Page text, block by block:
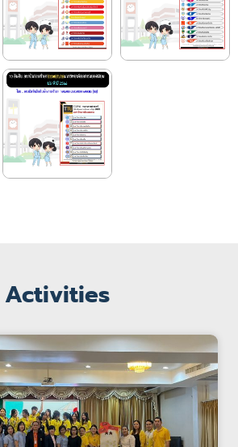
Activities